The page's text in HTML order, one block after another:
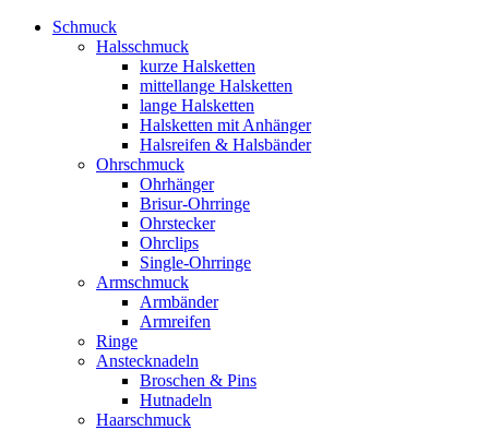
Schmuck
Halsschmuck
kurze Halsketten
mittellange Halsketten
lange Halsketten
Halsketten mit Anhänger
Halsreifen & Halsbänder
Ohrschmuck
Ohrhänger
Brisur-Ohrringe
Ohrstecker
Ohrclips
Single-Ohrringe
Armschmuck
Armbänder
Armreifen
Ringe
Anstecknadeln
Broschen & Pins
Hutnadeln
Haarschmuck